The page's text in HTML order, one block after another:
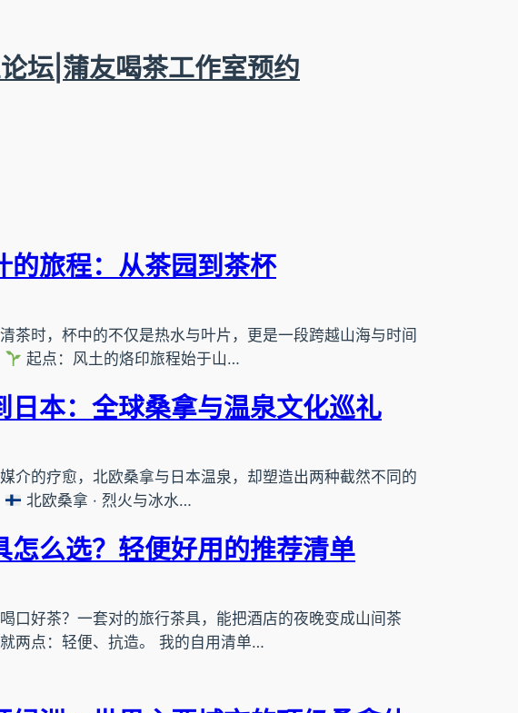
坛|蒲友喝茶工作室预约
的旅程：从茶园到茶杯
茶时，杯中的不仅是热水与叶片，更是一段跨越山海与时间
起点：风土的烙印旅程始于山…
日本：全球桑拿与温泉文化巡礼
介的疗愈，北欧桑拿与日本温泉，却塑造出两种截然不同的
北欧桑拿 · 烈火与冰水…
怎么选？轻便好用的推荐清单
口好茶？一套对的旅行茶具，能把酒店的夜晚变成山间茶
两点：轻便、抗造。 我的自用清单…